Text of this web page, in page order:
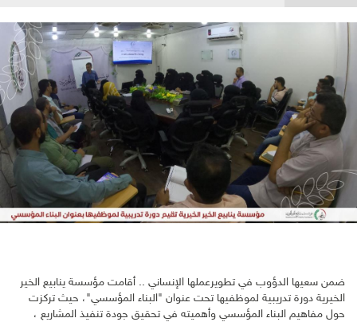
ضمن سعيها الدؤوب في تطويرعملها الإنساني .. أقامت مؤسسة ينابيع الخير
الخيرية دورة تدريبية لموظفيها تحت عنوان "البناء المؤسسي"، حيث تركزت
حول مفاهيم البناء المؤسسي وأهميته في تحقيق جودة تنفيذ المشاريع ،